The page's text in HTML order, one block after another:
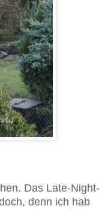
Das Late-Night-
denn ich hab